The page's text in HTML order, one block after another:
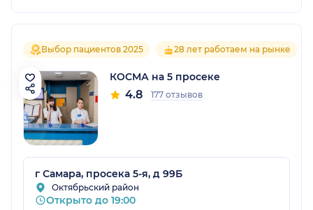
Выбор пациентов 2025 28 лет работаем на рынке
КОСМА на 5 просеке
4.8 177 отзывов
г Самара, просека 5-я, д 99Б
Октябрьский район
Открыто до 19:00